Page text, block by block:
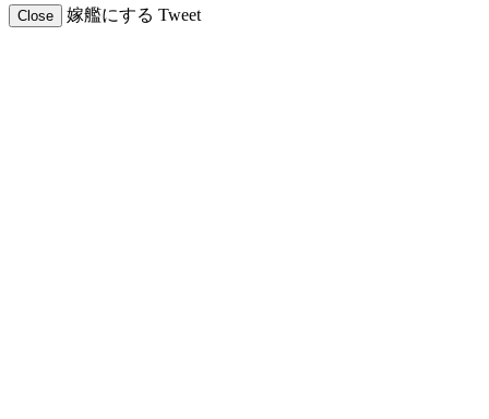
Close 嫁艦にする Tweet